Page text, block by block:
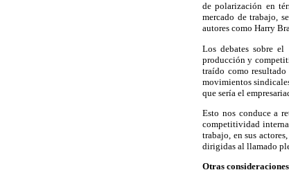
de polarización en
mercado de trabajo,
autores como Harry
Los debates sobre
producción y
traído como
movimientos
que sería el
Esto nos conduce a
competitividad
trabajo, en sus
dirigidas al llamado
Otras